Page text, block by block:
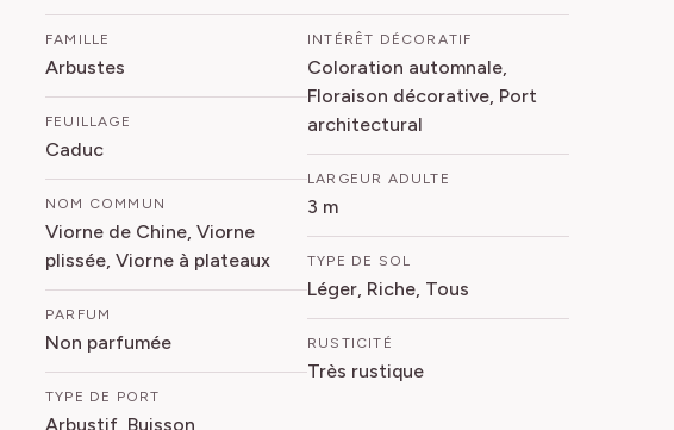
FAMILLE
Arbustes
FEUILLAGE
Caduc
NOM COMMUN
Viorne de Chine, Viorne
plissée, Viorne à plateaux
PARFUM
Non parfumée
TYPE DE PORT
Arbustif, Buisson
INTÉRÊT DÉCORATIF
Coloration automnale,
Floraison décorative, Port
architectural
LARGEUR ADULTE
3 m
TYPE DE SOL
Léger, Riche, Tous
RUSTICITÉ
Très rustique